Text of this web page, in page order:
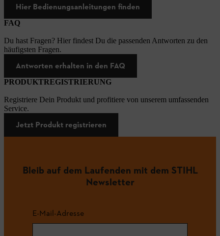
Hier Bedienungsanleitungen finden
FAQ
Du hast Fragen? Hier findest Du die passenden Antworten zu den
häufigsten Fragen.
Antworten erhalten in den FAQ
PRODUKTREGISTRIERUNG
Registriere Dein Produkt und profitiere von unserem umfassenden
Service.
Jetzt Produkt registrieren
Bleib auf dem Laufenden mit dem STIHL
Newsletter
E-Mail-Adresse